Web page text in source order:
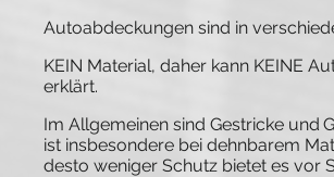
Autoabdeckungen sind in
KEIN Material, daher kann KEINE
erklärt.
Im Allgemeinen sind Gestricke und
ist insbesondere bei dehnbarem
desto weniger Schutz bietet es vor